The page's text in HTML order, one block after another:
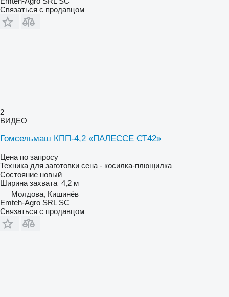
Связаться с продавцом
2
ВИДЕО
Гомсельмаш КПП-4,2 «ПАЛЕССЕ СТ42»
Цена по запросу
Техника для заготовки сена - косилка-плющилка
Состояние новый
Ширина захвата 4,2 м
Молдова, Кишинёв
Emteh-Agro SRL SC
Связаться с продавцом